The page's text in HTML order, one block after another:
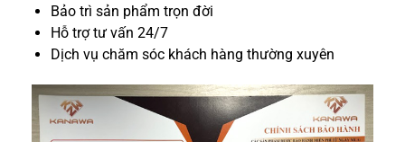
Bảo trì sản phẩm trọn đời
Hỗ trợ tư vấn 24/7
Dịch vụ chăm sóc khách hàng thường xuyên